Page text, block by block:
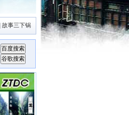
故事三下锅